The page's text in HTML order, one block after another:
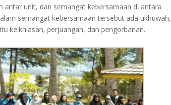
antar unit, dan semangat kebersamaan di antara
semangat kebersamaan tersebut ada ukhuwah,
keikhlasan, perjuangan, dan pengorbanan.